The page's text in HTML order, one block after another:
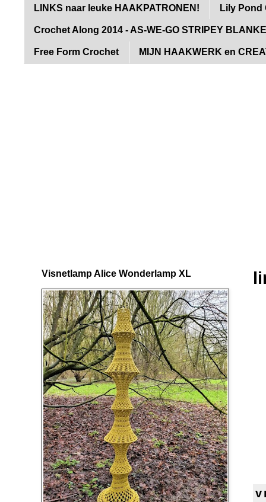
LINKS naar leuke HAAKPATRONEN! Lily Pond
Crochet Along 2014 - AS-WE-GO STRIPEY
Free Form Crochet MIJN HAAKWERK en
Visnetlamp Alice Wonderlamp XL